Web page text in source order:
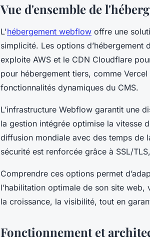
Vue d'ensemble de
L'hébergement webflow offre une
simplicité. Les options d’hébergement
exploite AWS et le CDN Cloudflare
pour hébergement tiers, comme
fonctionnalités dynamiques du CMS.
L’infrastructure Webflow garantit une
la gestion intégrée optimise la vitesse
diffusion mondiale avec des temps de
sécurité est renforcée grâce à SSL/
Comprendre ces options permet
l’habilitation optimale de son site
la croissance, la visibilité, tout en
Fonctionnement et